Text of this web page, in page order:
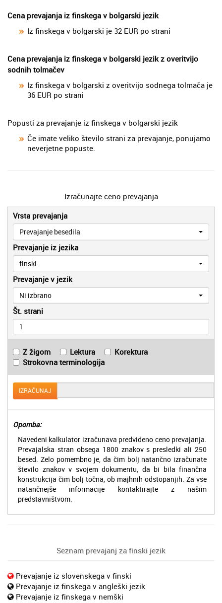
Cena prevajanja iz finskega v bolgarski jezik
Iz finskega v bolgarski je 32 EUR po strani
Cena prevajanja iz finskega v bolgarski jezik z overitvijo
sodnih tolmačev
Iz finskega v bolgarski z overitvijo sodnega tolmača je
36 EUR po strani
Popusti za prevajanje iz finskega v bolgarski jezik
Če imate veliko število strani za prevajanje, ponujamo
neverjetne popuste.
Izračunajte ceno prevajanja
Vrsta prevajanja
Prevajanje besedila
Prevajanje iz jezika
finski
Prevajanje v jezik
Ni izbrano
Št. strani
Z žigom Lektura
Korektura
Strokovna terminologija
IZRAČUNAJ
Opomba:
Navedeni kalkulator izračunava predvideno ceno prevajanja.
Prevajalska stran obsega 1800 znakov s presledki ali 250
besed. Zelo pomembno je, da čim bolj natančno izračunate
število znakov v svojem dokumentu, da bi bila finančna
konstrukcija čim bolj točna, ob majhnih odstopanjih. Za vse
natančnejše informacije kontaktirajte z našim
predstavništvom.
Seznam prevajanj za finski jezik
Prevajanje iz slovenskega v finski
Prevajanje iz finskega v angleški jezik
Prevajanje iz finskega v nemški